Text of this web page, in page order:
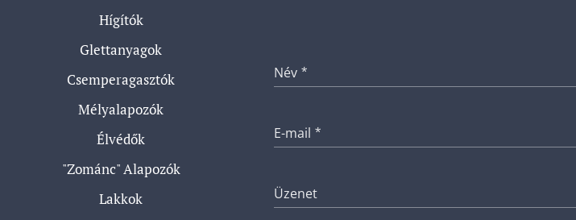
Hígítók
Glettanyagok
Csemperagasztók
Mélyalapozók
Élvédők
"Zománc" Alapozók
Lakkok
Név
E-mail
Üzenet